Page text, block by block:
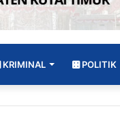
KRIMINAL POLITIK